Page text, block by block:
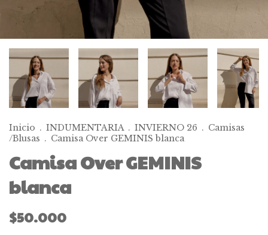
Inicio . INDUMENTARIA . INVIERNO 26 . Camisas
/Blusas . Camisa Over GEMINIS blanca
Camisa Over GEMINIS
blanca
$50.000